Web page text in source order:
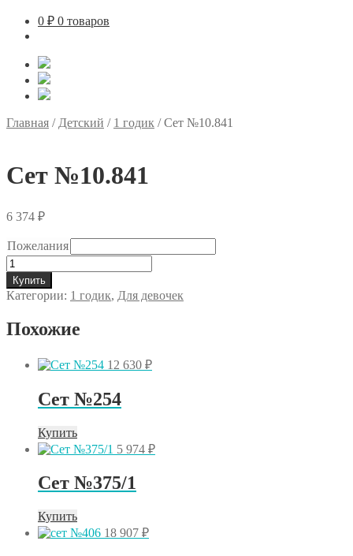
0 ₽ 0 товаров
Главная / Детский / 1 годик /Сет №10.841
Сет №10.841
6 374 ₽
Пожелания
Количество
товара
Сет
№10.841
Купить
Категории: 1 годик, Для девочек
Похожие
12 630 ₽
Сет №254
Купить
5 974 ₽
Сет №375/1
Купить
18 907 ₽